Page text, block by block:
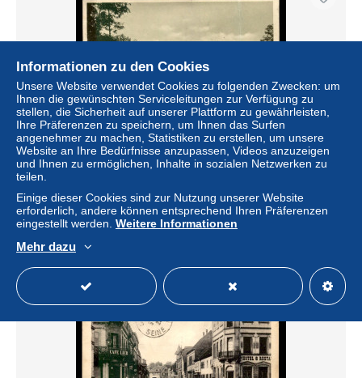
67 - BISCHWEILER - BISCHWILLER - BAHNHOF
Status Gewerblicher Händler
Informationen zu den Cookies
Unsere Website verwendet Cookies zu folgenden Zwecken: um
Ihnen die gewünschten Serviceleitungen zur Verfügung zu
stellen, die Sicherheit auf unserer Plattform zu gewährleisten,
Ihre Präferenzen zu speichern, um Ihnen das Surfen
angenehmer zu machen, Statistiken zu erstellen, um unsere
Website an Ihre Bedürfnisse anzupassen, Videos anzuzeigen
und Ihnen zu ermöglichen, Inhalte in sozialen Netzwerken zu
teilen.
Einige dieser Cookies sind zur Nutzung unserer Website
erforderlich, andere können entsprechend Ihren Präferenzen
eingestellt werden. Weitere Informationen
Mehr dazu